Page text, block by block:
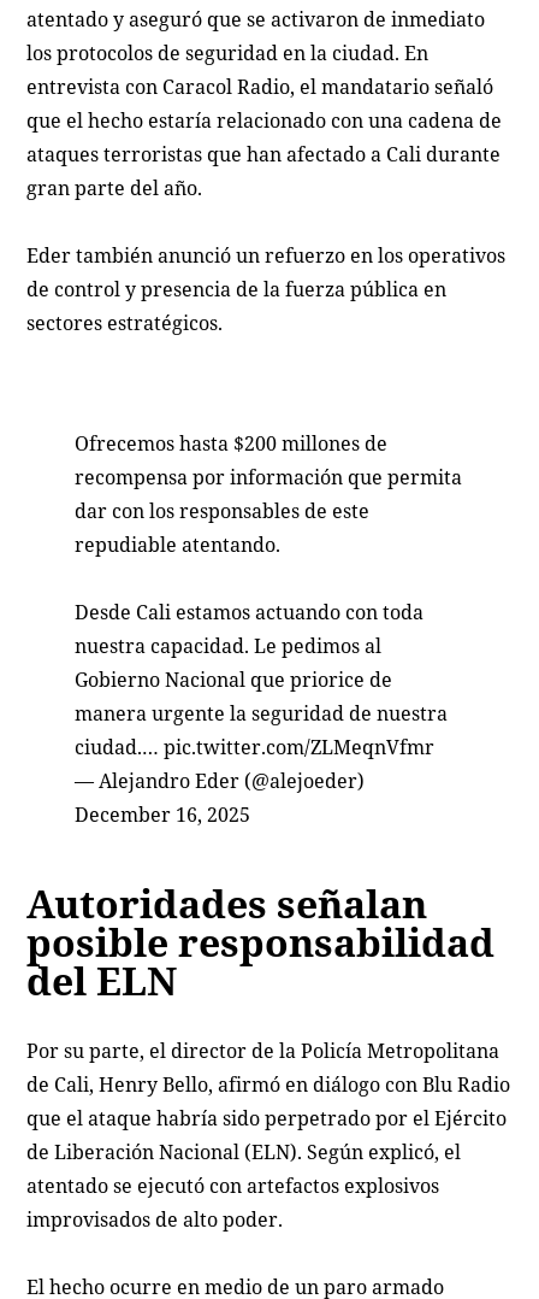
atentado y aseguró que se activaron de inmediato
los protocolos de seguridad en la ciudad. En
entrevista con Caracol Radio, el mandatario señaló
que el hecho estaría relacionado con una cadena de
ataques terroristas que han afectado a Cali durante
gran parte del año.
Eder también anunció un refuerzo en los operativos
de control y presencia de la fuerza pública en
sectores estratégicos.
Ofrecemos hasta $200 millones de
recompensa por información que permita
dar con los responsables de este
repudiable atentando.
Desde Cali estamos actuando con toda
nuestra capacidad. Le pedimos al
Gobierno Nacional que priorice de
manera urgente la seguridad de nuestra
ciudad.…pic.twitter.com/ZLMeqnVfmr
— Alejandro Eder (@alejoeder)
December 16, 2025
Autoridades señalan
posible responsabilidad
del ELN
Por su parte, el director de la Policía Metropolitana
de Cali, Henry Bello, afirmó en diálogo con Blu Radio
que el ataque habría sido perpetrado por el Ejército
de Liberación Nacional (ELN). Según explicó, el
atentado se ejecutó con artefactos explosivos
improvisados de alto poder.
El hecho ocurre en medio de un paro armado